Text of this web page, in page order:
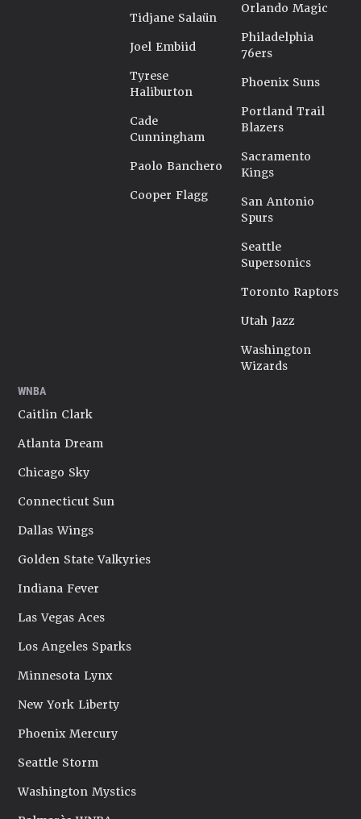
Tidjane Salaün
Joel Embiid
Tyrese
Haliburton
Cade
Cunningham
Paolo Banchero
Cooper Flagg
Orlando Magic
Philadelphia
76ers
Phoenix Suns
Portland Trail
Blazers
Sacramento
Kings
San Antonio
Spurs
Seattle
Supersonics
Toronto Raptors
Utah Jazz
Washington
Wizards
WNBA
Caitlin Clark
Atlanta Dream
Chicago Sky
Connecticut Sun
Dallas Wings
Golden State Valkyries
Indiana Fever
Las Vegas Aces
Los Angeles Sparks
Minnesota Lynx
New York Liberty
Phoenix Mercury
Seattle Storm
Washington Mystics